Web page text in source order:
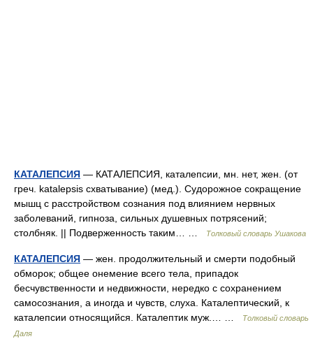
КАТАЛЕПСИЯ — КАТАЛЕПСИЯ, каталепсии, мн. нет, жен. (от
греч. katalepsis схватывание) (мед.). Судорожное сокращение
мышц с расстройством сознания под влиянием нервных
заболеваний, гипноза, сильных душевных потрясений;
столбняк. || Подверженность таким… …
Толковый словарь Ушакова
КАТАЛЕПСИЯ — жен. продолжительный и смерти подобный
обморок; общее онемение всего тела, припадок
бесчувственности и недвижности, нередко с сохранением
самосознания, а иногда и чувств, слуха. Каталептический, к
каталепсии относящийся. Каталептик муж.… …
Толковый словарь
Даля